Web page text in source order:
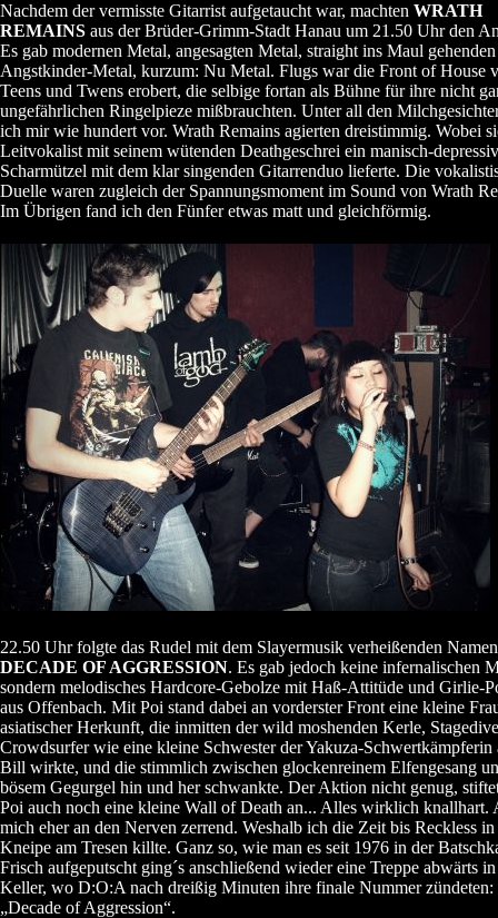
Nachdem der vermisste Gitarrist aufgetaucht war, machten WRATH
REMAINS aus der Brüder-Grimm-Stadt Hanau um 21.50 Uhr den
Es gab modernen Metal, angesagten Metal, straight ins Maul gehenden
Angstkinder-Metal, kurzum: Nu Metal. Flugs war die Front of House
Teens und Twens erobert, die selbige fortan als Bühne für ihre nicht
ungefährlichen Ringelpieze mißbrauchten. Unter all den
ich mir wie hundert vor. Wrath Remains agierten dreistimmig. Wobei
Leitvokalist mit seinem wütenden Deathgeschrei ein manisch-
Scharmützel mit dem klar singenden Gitarrenduo lieferte. Die
Duelle waren zugleich der Spannungsmoment im Sound von Wrath
Im Übrigen fand ich den Fünfer etwas matt und gleichförmig.
22.50 Uhr folgte das Rudel mit dem Slayermusik verheißenden Namen
DECADE OF AGGRESSION. Es gab jedoch keine infernalischen
sondern melodisches Hardcore-Gebolze mit Haß-Attitüde und Girlie-
aus Offenbach. Mit Poi stand dabei an vorderster Front eine kleine
asiatischer Herkunft, die inmitten der wild moshenden Kerle,
Crowdsurfer wie eine kleine Schwester der Yakuza-
Bill wirkte, und die stimmlich zwischen glockenreinem Elfengesang
bösem Gegurgel hin und her schwankte. Der Aktion nicht genug,
Poi auch noch eine kleine Wall of Death an... Alles wirklich knallhart.
mich eher an den Nerven zerrend. Weshalb ich die Zeit bis Reckless in
Kneipe am Tresen killte. Ganz so, wie man es seit 1976 in der
Frisch aufgeputscht ging´s anschließend wieder eine Treppe abwärts
Keller, wo D:O:A nach dreißig Minuten ihre finale Nummer zündeten:
„Decade of Aggression“.